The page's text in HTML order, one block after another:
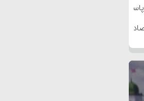
به دیوانگی آمریکا داریم
کرد
و متوقف شدند
کامل حماس شد
کمک به آمریکا در حملات به